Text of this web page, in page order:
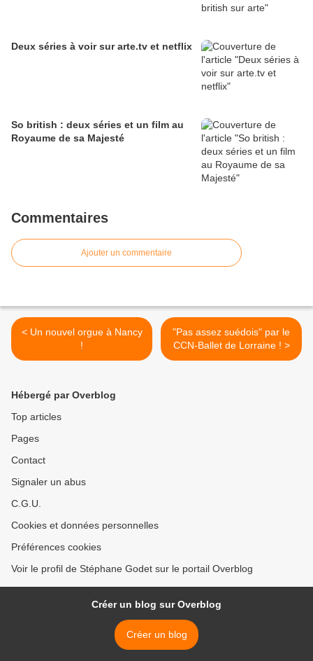
Deux séries à voir sur arte.tv et netflix
So british : deux séries et un film au
Royaume de sa Majesté
Commentaires
Ajouter un commentaire
< Un nouvel orgue à Nancy
!
"Pas assez suédois" par le
CCN-Ballet de Lorraine ! >
Hébergé par Overblog
Top articles
Pages
Contact
Signaler un abus
C.G.U.
Cookies et données personnelles
Préférences cookies
Voir le profil de Stéphane Godet sur le portail Overblog
Créer un blog sur Overblog
Créer un blog